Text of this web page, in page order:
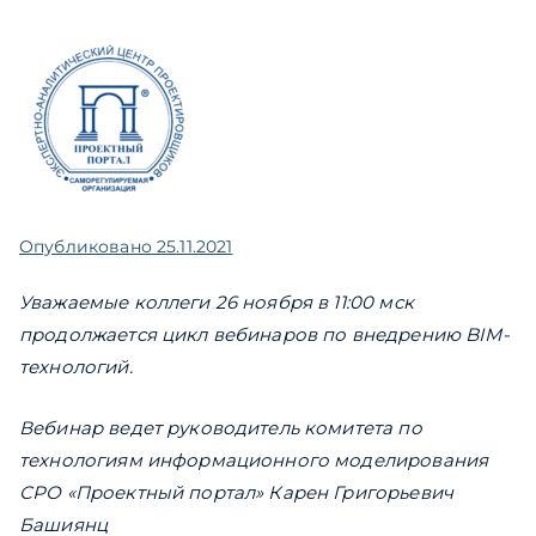
Опубликовано 25.11.2021
Уважаемые коллеги 26 ноября в 11:00 мск
продолжается цикл вебинаров по внедрению BIM-
технологий.
Вебинар ведет руководитель комитета по
технологиям информационного моделирования
СРО «Проектный портал» Карен Григорьевич
Башиянц